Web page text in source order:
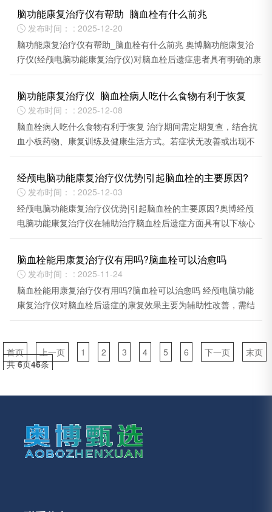
脑功能康复治疗仪有帮助_脑血栓有什么前兆
 发布时间： : 2025-12-20
脑功能康复治疗仪有帮助_脑血栓有什么前兆 奥博脑功能康复治
疗仪(经颅电脑功能康复治疗仪)对脑血栓后遗症患者具有明确的康
脑功能康复治疗仪_脑血栓病人吃什么食物有利于恢复
 发布时间： : 2025-12-08
脑血栓病人吃什么食物有利于恢复 治疗期间需定期复查，结合抗
血小板药物、康复训练及健康生活方式。若症状无改善或出现不
经颅电脑功能康复治疗仪优势|引起脑血栓的主要原因?
 发布时间： : 2025-12-03
经颅电脑功能康复治疗仪优势|引起脑血栓的主要原因?奥博经颅
电脑功能康复治疗仪在辅助治疗脑血栓后遗症方面具有以下核心
脑血栓能用康复治疗仪有用吗?脑血栓可以治愈吗
 发布时间： : 2025-11-24
脑血栓能用康复治疗仪有用吗?脑血栓可以治愈吗 经颅电脑功能
康复治疗仪对脑血栓后遗症的康复效果主要为辅助性改善，需结
首页 上一页 1 2 3 4 5 6 下一页
末页
共6页46条